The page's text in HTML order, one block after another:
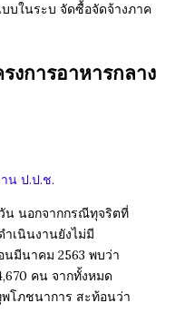
บในระบ จัดซื้อจัดจ้างภาค
งการอาหารกลาง
น ป.ป.ช.
น นอกจากกรณีทุจริตที่
เนินงานยังไม่มี
มีนาคม 2563 พบว่า
คน จากทั้งหมด
พโภชนาการ สะท้อนว่า